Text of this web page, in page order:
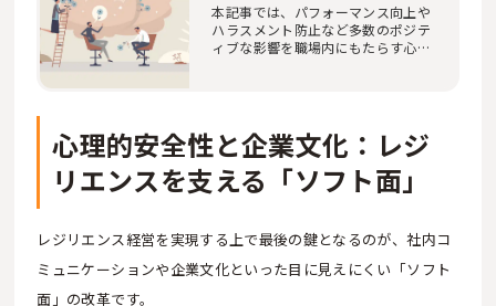
本記事では、パフォーマンス向上や
ハラスメント防止など多数のポジテ
ィブな影響を職場内にもたらす心理
心理的安全性と企業文化：レジ
リエンスを支える「ソフト面」
レジリエンス経営を実現する上で最後の鍵となるのが、社内コ
ミュニケーションや企業文化といった目に見えにくい「ソフト
面」の改革です。